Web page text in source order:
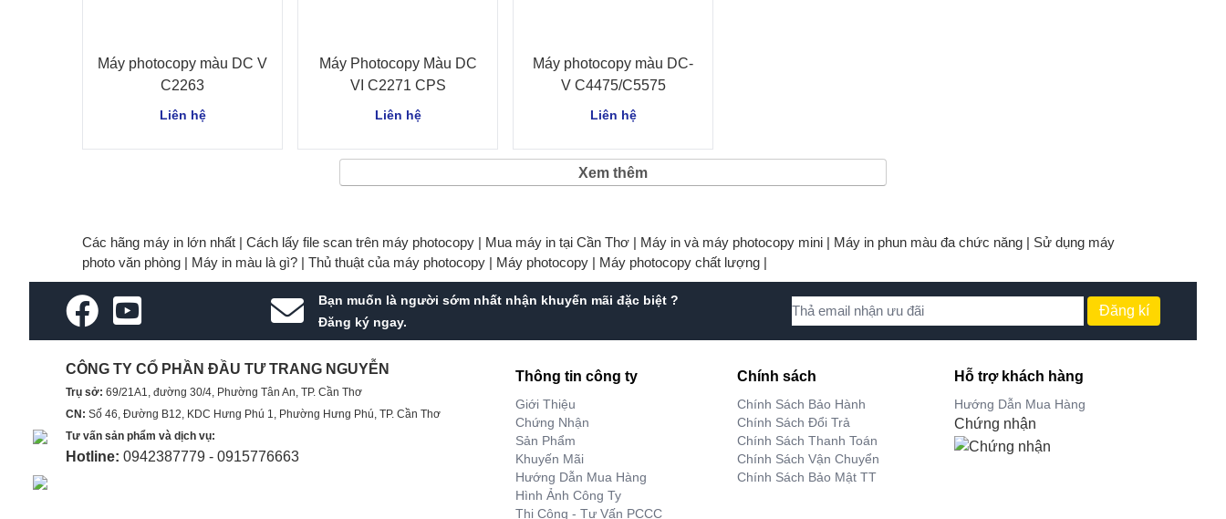
Máy photocopy màu DC V
C2263
Liên hệ
Máy Photocopy Màu DC
VI C2271 CPS
Liên hệ
Máy photocopy màu DC-
V C4475/C5575
Liên hệ
Xem thêm
Các hãng máy in lớn nhất | Cách lấy file scan trên máy photocopy | Mua máy in tại Cần Thơ | Máy in và máy photocopy mini | Máy in phun màu đa chức năng | Sử dụng máy
photo văn phòng | Máy in màu là gì? | Thủ thuật của máy photocopy | Máy photocopy | Máy photocopy chất lượng |
Bạn muốn là người sớm nhất nhận khuyến mãi đặc biệt ?
Đăng ký ngay.
Đăng kí
CÔNG TY CỔ PHẦN ĐẦU TƯ TRANG NGUYỄN
Trụ sở: 69/21A1, đường 30/4, Phường Tân An, TP. Cần Thơ
CN: Số 46, Đường B12, KDC Hưng Phú 1, Phường Hưng Phú, TP. Cần Thơ
Tư vấn sản phẩm và dịch vụ:
Hotline: 0942387779 - 0915776663
Thông tin công ty
Giới Thiệu
Chứng Nhận
Sản Phẩm
Khuyến Mãi
Hướng Dẫn Mua Hàng
Hình Ảnh Công Ty
Thi Công - Tư Vấn PCCC
Chính sách
Chính Sách Bảo Hành
Chính Sách Đổi Trả
Chính Sách Thanh Toán
Chính Sách Vận Chuyển
Chính Sách Bảo Mật TT
Hỗ trợ khách hàng
Hướng Dẫn Mua Hàng
Chứng nhận